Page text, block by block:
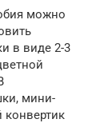
можно
в виде 2-3
мини-
конвертик